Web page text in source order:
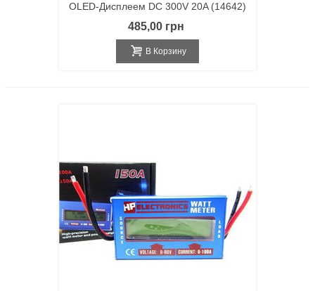
OLED-Дисплеем DC 300V 20A (14642)
485,00 грн
В Корзину